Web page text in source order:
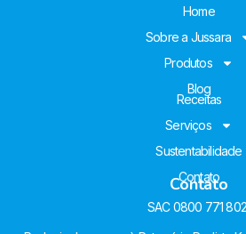
Home
Sobre a Jussara
Produtos
Blog
Receitas
Serviços
Sustentabilidade
Contato
Contato
SAC 0800 771